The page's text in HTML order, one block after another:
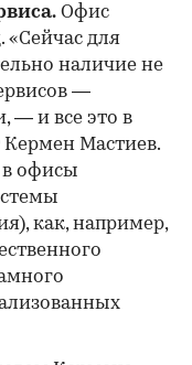
Офис
«Сейчас для
наличие не
—
— и все это в
Кермен Мастиев.
офисы
как, например,